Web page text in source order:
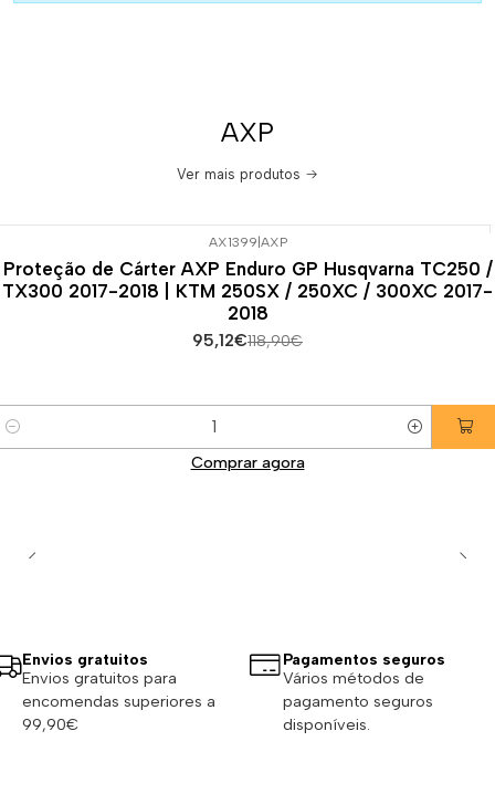
AXP
Ver mais produtos
AX1399 AXP
Proteção de Cárter AXP Enduro GP Husqvarna TC250 /
TX300 2017-2018 | KTM 250SX / 250XC / 300XC 2017-
2018
95,12€118,90€
Comprar agora
Envios gratuitos
Envios gratuitos para
encomendas superiores a
99,90€
Pagamentos seguros
Vários métodos de
pagamento seguros
disponíveis.